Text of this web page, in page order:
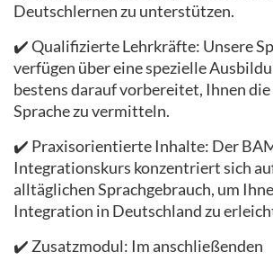
Deutschlernen zu unterstützen.
✔️ Qualifizierte Lehrkräfte: Unsere
verfügen über eine spezielle
bestens darauf vorbereitet, Ihnen
Sprache zu vermitteln.
✔️ Praxisorientierte Inhalte: Der
Integrationskurs konzentriert sich
alltäglichen Sprachgebrauch, um
Integration in Deutschland zu
✔️ Zusatzmodul: Im anschließenden